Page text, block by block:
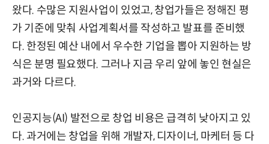
왔다. 수많은 지원사업이 있었고, 창업가들은 정해진 평
가 기준에 맞춰 사업계획서를 작성하고 발표를 준비했
다. 한정된 예산 내에서 우수한 기업을 뽑아 지원하는 방
식은 분명 필요했다. 그러나 지금 우리 앞에 놓인 현실은
과거와 다르다.
인공지능(AI) 발전으로 창업 비용은 급격히 낮아지고 있
다. 과거에는 창업을 위해 개발자, 디자이너, 마케터 등 다